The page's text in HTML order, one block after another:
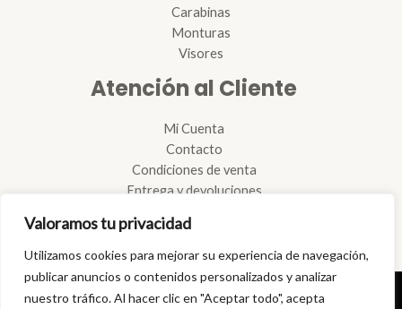
Valoramos tu privacidad
Utilizamos cookies para mejorar su experiencia de navegación,
publicar anuncios o contenidos personalizados y analizar
nuestro tráfico. Al hacer clic en "Aceptar todo", acepta
Carabinas
Monturas
Visores
Atención al Cliente
Mi Cuenta
Contacto
Condiciones de venta
Entrega y devoluciones
Reparación de armas
Tramitación de licencias